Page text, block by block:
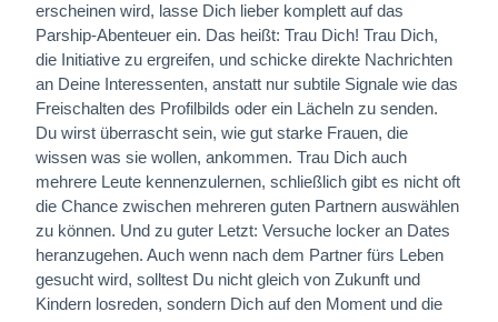
erscheinen wird, lasse Dich lieber komplett auf das
Parship-Abenteuer ein. Das heißt: Trau Dich! Trau Dich,
die Initiative zu ergreifen, und schicke direkte Nachrichten
an Deine Interessenten, anstatt nur subtile Signale wie das
Freischalten des Profilbilds oder ein Lächeln zu senden.
Du wirst überrascht sein, wie gut starke Frauen, die
wissen was sie wollen, ankommen. Trau Dich auch
mehrere Leute kennenzulernen, schließlich gibt es nicht oft
die Chance zwischen mehreren guten Partnern auswählen
zu können. Und zu guter Letzt: Versuche locker an Dates
heranzugehen. Auch wenn nach dem Partner fürs Leben
gesucht wird, solltest Du nicht gleich von Zukunft und
Kindern losreden, sondern Dich auf den Moment und die